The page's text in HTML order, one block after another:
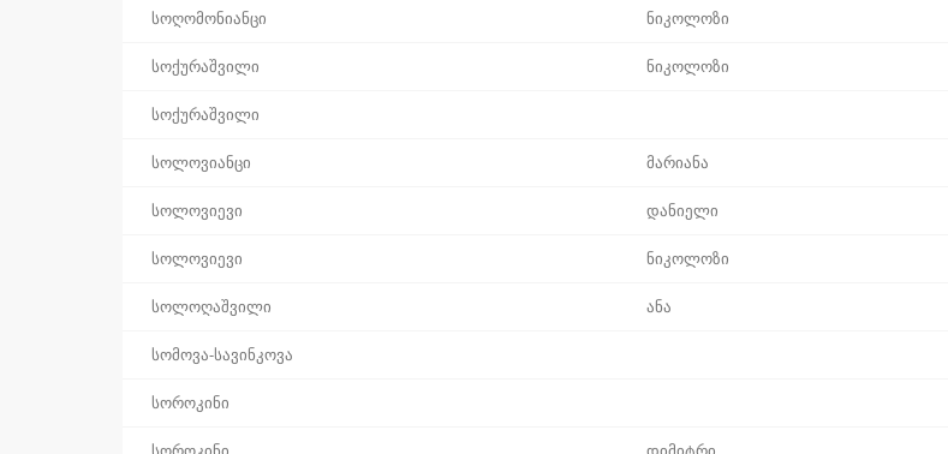
სოღომონიანცი ნიკოლოზი
სოქურაშვილი ნიკოლოზი
სოქურაშვილი
სოლოვიანცი მარიანა
სოლოვიევი დანიელი
სოლოვიევი ნიკოლოზი
სოლოღაშვილი ანა
სომოვა-სავინკოვა
სოროკინი